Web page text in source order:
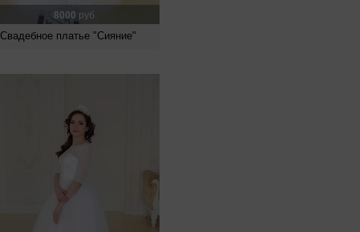
8000 руб.
Свадебное платье "Сияние"